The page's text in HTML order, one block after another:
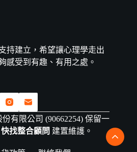
持建立，希望讓心理學走出
感受到有趣、有用之處。
有限公司 (90662254) 保留一
快找整合顧問 建置維護。